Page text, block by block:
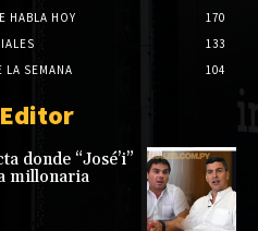
HABLA HOY
170
133
LA SEMANA
104
donde “José’i”
millonaria